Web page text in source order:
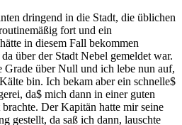
dringend in die Stadt, die üblichen
fort und ein
in diesem Fall bekommen
über der Stadt Nebel gemeldet war.
Grade über Null und ich lebe nun auf,
bin. Ich bekam aber ein schnelle$
da$ mich dann in einer guten
Der Kapitän hatte mir seine
gestellt, da saß ich dann, lauschte